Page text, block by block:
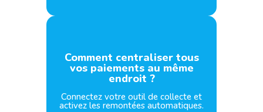
Comment centraliser tous
vos paiements au même
endroit ?
Connectez votre outil de collecte et
activez les remontées automatiques.